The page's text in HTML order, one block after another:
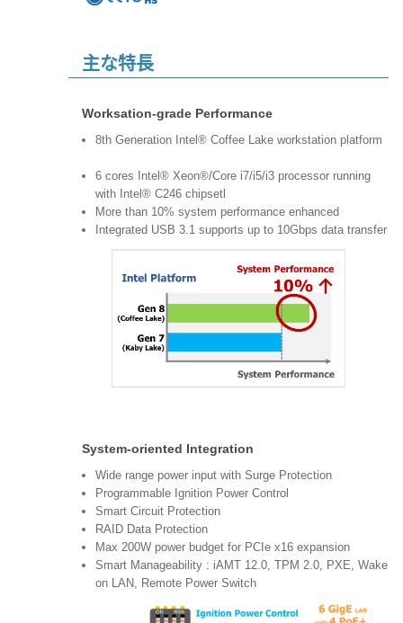
主な特長
Worksation-grade Performance
8th Generation Intel® Coffee Lake workstation platform
6 cores Intel® Xeon®/Core i7/i5/i3 processor running
with Intel® C246 chipsetl
More than 10% system performance enhanced
Integrated USB 3.1 supports up to 10Gbps data transfer
System-oriented Integration
Wide range power input with Surge Protection
Programmable Ignition Power Control
Smart Circuit Protection
RAID Data Protection
Max 200W power budget for PCIe x16 expansion
Smart Manageability : iAMT 12.0, TPM 2.0, PXE, Wake
on LAN, Remote Power Switch